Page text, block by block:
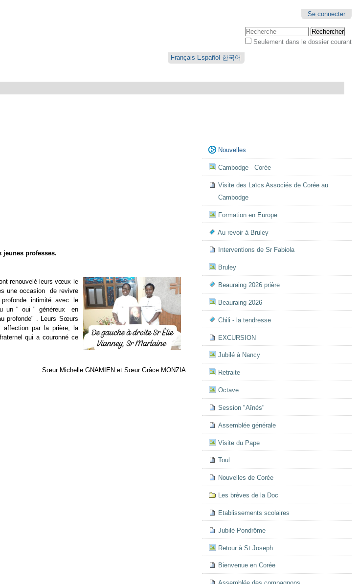
Se connecter
Chercher par
Seulement dans le dossier courant
Français Español 한국어
jeunes professes.
renouvelé leurs vœux le
une occasion de revivre
intimité avec le
un " oui " généreux en
profonde" . Leurs Sœurs
affection par la prière, la
qui a couronné ce
Sœur Michelle GNAMIEN et Sœur Grâce MONZIA
Navigation
Nouvelles
Cambodge - Corée
Visite des Laïcs Associés de Corée au
Cambodge
Formation en Europe
Au revoir à Bruley
Interventions de Sr Fabiola
Bruley
Beauraing 2026 prière
Beauraing 2026
Chili - la tendresse
EXCURSION
Jubilé à Nancy
Retraite
Octave
Session "Aînés"
Assemblée générale
Visite du Pape
Toul
Nouvelles de Corée
Les brèves de la Doc
Etablissements scolaires
Jubilé Pondrôme
Retour à St Joseph
Bienvenue en Corée